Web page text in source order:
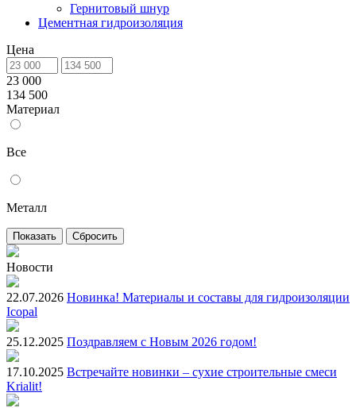
Гернитовый шнур
Цементная гидроизоляция
Цена
23 000
134 500
Материал
Все
Металл
Новости
22.07.2026 Новинка! Материалы и составы для гидроизоляции
Icopal
25.12.2025 Поздравляем с Новым 2026 годом!
17.10.2025 Встречайте новинки – сухие строительные смеси
Krialit!